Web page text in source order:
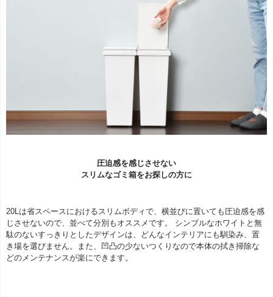
圧迫感を感じさせない
スリムなゴミ箱をお探しの方に
20Lは省スペースにおけるスリムボディで、横並びに置いても圧迫感を感
じさせないので、並べて分別もオススメです。 シンプルなホワイトと無
駄のないすっきりとしたデザインは、どんなインテリアにも馴染み、置
き場を選びません。また、凹凸の少ないつくりなので本体の拭き掃除な
どのメンテナンスが楽にできます。